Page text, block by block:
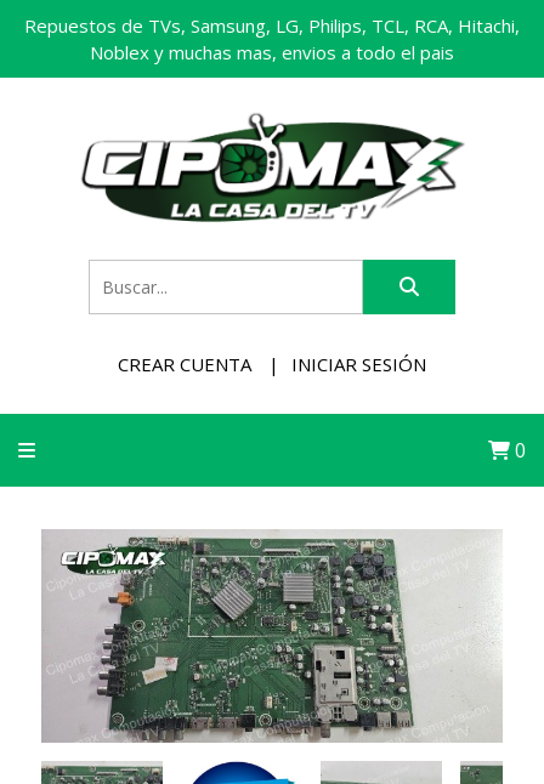
Repuestos de TVs, Samsung, LG, Philips, TCL, RCA, Hitachi,
Noblex y muchas mas, envios a todo el pais
CREAR CUENTA INICIAR SESIÓN
0